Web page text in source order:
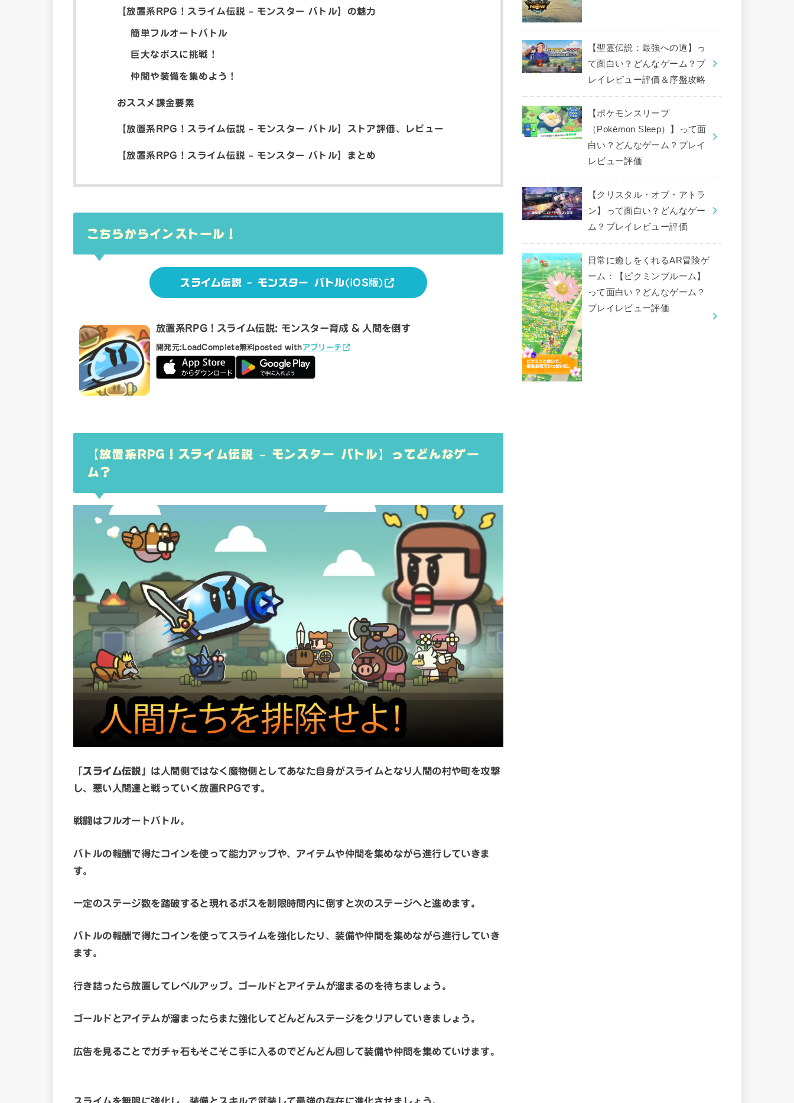
【放置系RPG！スライム伝説 – モンスター バトル】の魅力
簡単フルオートバトル
巨大なボスに挑戦！
仲間や装備を集めよう！
おススメ課金要素
【放置系RPG！スライム伝説 – モンスター バトル】ストア評価、レビュー
【放置系RPG！スライム伝説 – モンスター バトル】まとめ
こちらからインストール！
スライム伝説 – モンスター バトル(iOS版)
放置系RPG！スライム伝説: モンスター育成 & 人間を倒す
開発元: LoadComplete無料posted withアプリーチ
【放置系RPG！スライム伝説 – モンスター バトル】ってどんなゲー
ム？
「スライム伝説」 は人間側ではなく魔物側としてあなた自身がスライムとなり人間の村や町を攻撃
し、悪い人間達と戦っていく放置RPGです。
戦闘はフルオートバトル。
バトルの報酬で得たコインを使って能力アップや、アイテムや仲間を集めながら進行していきま
す。
一定のステージ数を踏破すると現れるボスを制限時間内に倒すと次のステージへと進めます。
バトルの報酬で得たコインを使ってスライムを強化したり、装備や仲間を集めながら進行していき
ます。
行き詰ったら放置してレベルアップ。ゴールドとアイテムが溜まるのを待ちましょう。
ゴールドとアイテムが溜まったらまた強化してどんどんステージをクリアしていきましょう。
広告を見ることでガチャ石もそこそこ手に入るのでどんどん回して装備や仲間を集めていけます。
スライムを無限に強化し、装備とスキルで武装して最強の存在に進化させましょう。
【聖霊伝説：最強への道】っ
て面白い？どんなゲーム？プ
レイレビュー評価＆序盤攻略
【ポケモンスリープ
（Pokémon Sleep）】って面
白い？どんなゲーム？プレイ
レビュー評価
【クリスタル・オブ・アトラ
ン】って面白い？どんなゲー
ム？プレイレビュー評価
日常に癒しをくれるAR冒険ゲ
ーム：【ピクミンブルーム】
って面白い？どんなゲーム？
プレイレビュー評価